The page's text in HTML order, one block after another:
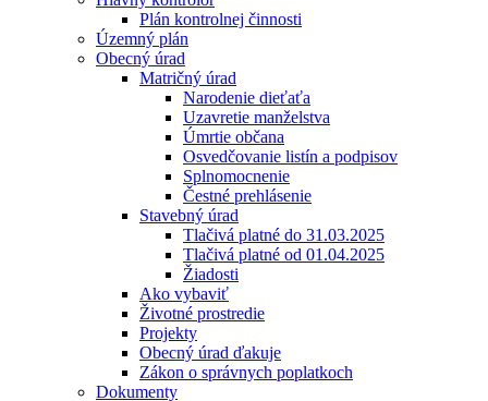
Plán kontrolnej činnosti
Územný plán
Obecný úrad
Matričný úrad
Narodenie dieťaťa
Uzavretie manželstva
Úmrtie občana
Osvedčovanie listín a podpisov
Splnomocnenie
Čestné prehlásenie
Stavebný úrad
Tlačivá platné do 31.03.2025
Tlačivá platné od 01.04.2025
Žiadosti
Ako vybaviť
Životné prostredie
Projekty
Obecný úrad ďakuje
Zákon o správnych poplatkoch
Dokumenty